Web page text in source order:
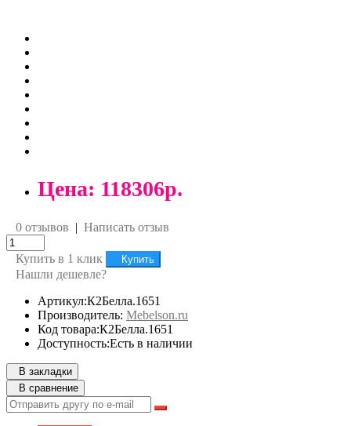
Цена: 118306р.
0 отзывов | Написать отзыв
Купить в 1 клик Купить
Нашли дешевле?
Артикул:К2Белла.1651
Производитель: Mebelson.ru
Код товара:К2Белла.1651
Доступность:Есть в наличии
В закладки
В сравнение